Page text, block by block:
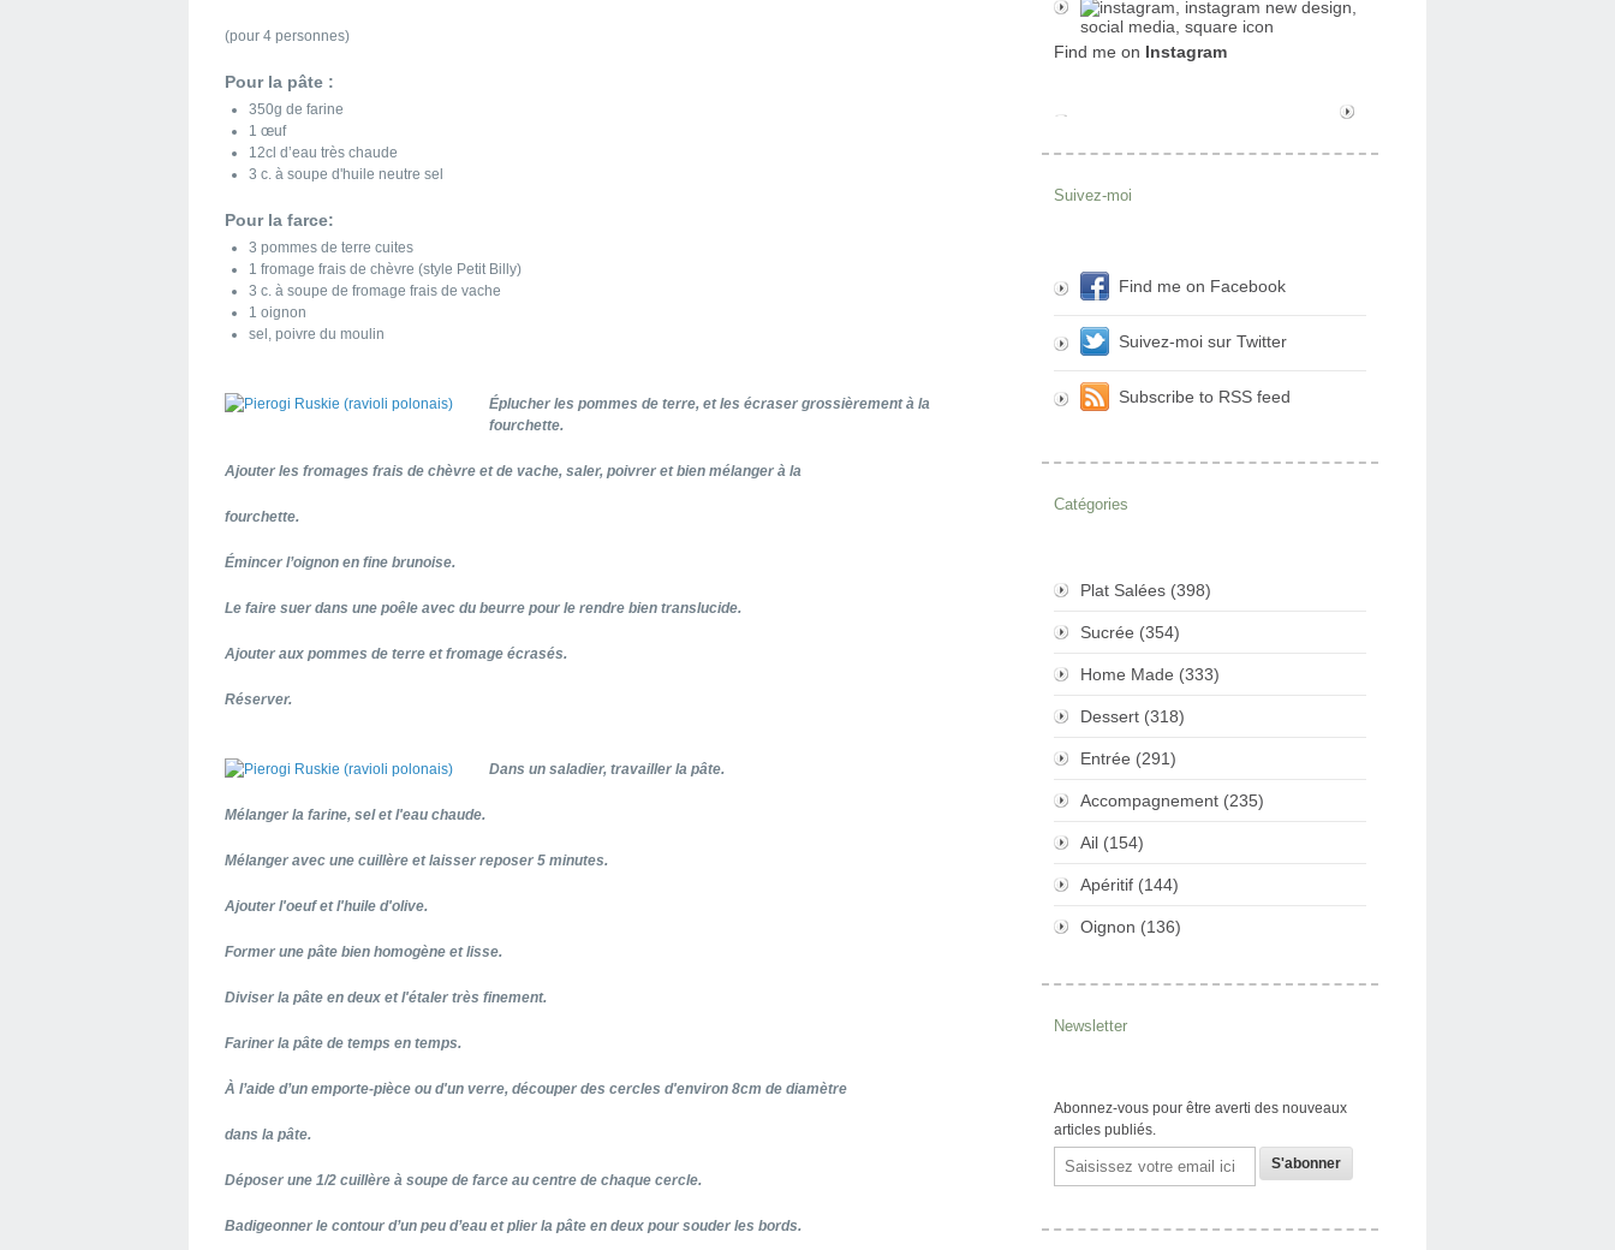
(pour 4 personnes)
Pour la pâte :
350g de farine
1 œuf
12cl d’eau très chaude
3 c. à soupe d'huile neutre sel
Pour la farce:
3 pommes de terre cuites
1 fromage frais de chèvre (style Petit Billy)
3 c. à soupe de fromage frais de vache
1 oignon
sel, poivre du moulin
Éplucher les pommes de terre, et les écraser grossièrement à la
fourchette.
Ajouter les fromages frais de chèvre et de vache, saler, poivrer et bien mélanger à la
fourchette.
Émincer l’oignon en fine brunoise.
Le faire suer dans une poêle avec du beurre pour le rendre bien translucide.
Ajouter aux pommes de terre et fromage écrasés.
Réserver.
Dans un saladier, travailler la pâte.
Mélanger la farine, sel et l'eau chaude.
Mélanger avec une cuillère et laisser reposer 5 minutes.
Ajouter l'oeuf et l'huile d'olive.
Former une pâte bien homogène et lisse.
Diviser la pâte en deux et l'étaler très finement.
Fariner la pâte de temps en temps.
À l’aide d’un emporte-pièce ou d'un verre, découper des cercles d'environ 8cm de diamètre
dans la pâte.
Déposer une 1/2 cuillère à soupe de farce au centre de chaque cercle.
Badigeonner le contour d’un peu d’eau et plier la pâte en deux pour souder les bords.
Find me on Instagram
Suivez-moi
Find me on Facebook
Suivez-moi sur Twitter
Subscribe to RSS feed
Catégories
Plat Salées (398)
Sucrée (354)
Home Made (333)
Dessert (318)
Entrée (291)
Accompagnement (235)
Ail (154)
Apéritif (144)
Oignon (136)
Newsletter
Abonnez-vous pour être averti des nouveaux
articles publiés.
Email